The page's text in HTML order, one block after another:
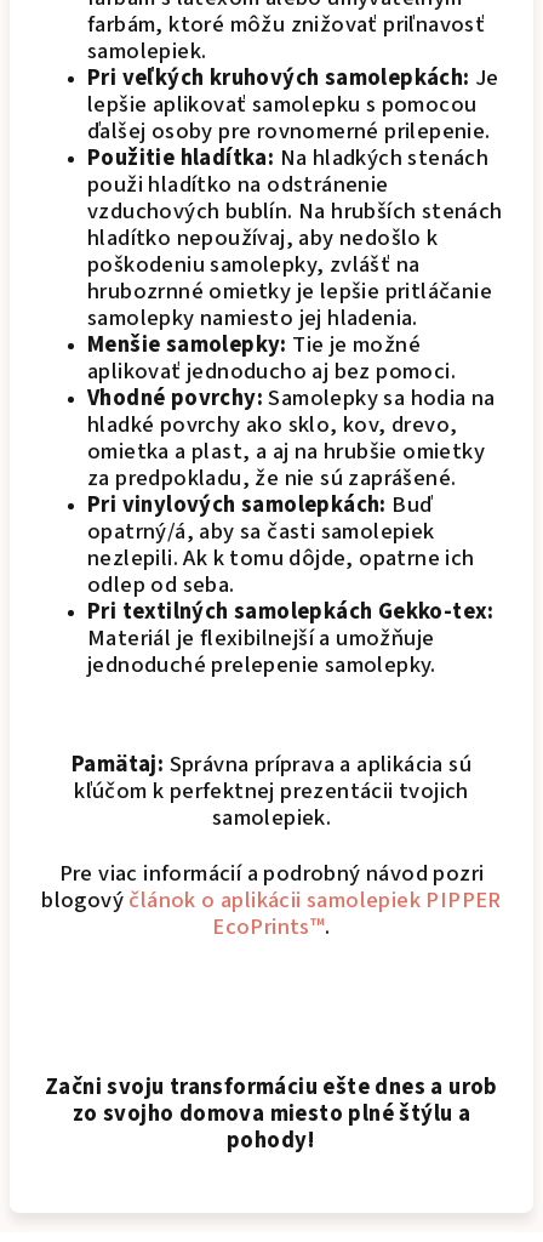
farbám, ktoré môžu znižovať priľnavosť
samolepiek.
Pri veľkých kruhových samolepkách: Je
lepšie aplikovať samolepku s pomocou
ďalšej osoby pre rovnomerné prilepenie.
Použitie hladítka: Na hladkých stenách
použi hladítko na odstránenie
vzduchových bublín. Na hrubších stenách
hladítko nepoužívaj, aby nedošlo k
poškodeniu samolepky, zvlášť na
hrubozrnné omietky je lepšie pritláčanie
samolepky namiesto jej hladenia.
Menšie samolepky: Tie je možné
aplikovať jednoducho aj bez pomoci.
Vhodné povrchy:Samolepky sa hodia na
hladké povrchy ako sklo, kov, drevo,
omietka a plast, a aj na hrubšie omietky
za predpokladu, že nie sú zaprášené.
Pri vinylových samolepkách: Buď
opatrný/á, aby sa časti samolepiek
nezlepili. Ak k tomu dôjde, opatrne ich
odlep od seba.
Pri textilných samolepkách Gekko-tex:
Materiál je flexibilnejší a umožňuje
jednoduché prelepenie samolepky.
Pamätaj: Správna príprava a aplikácia sú
kľúčom k perfektnej prezentácii tvojich
samolepiek.
Pre viac informácií a podrobný návod pozri
blogovýčlánok o aplikácii samolepiek PIPPER
EcoPrints™.
Začni svoju transformáciu ešte dnes a urob
zo svojho domova miesto plné štýlu a
pohody!